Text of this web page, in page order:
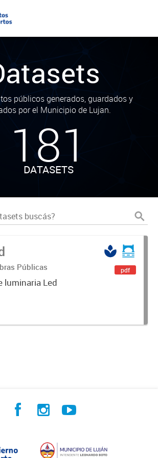
públicos generados, guardados y
por el Municipio de Lujan.
181
DATASETS
Públicas
luminaria Led
pdf